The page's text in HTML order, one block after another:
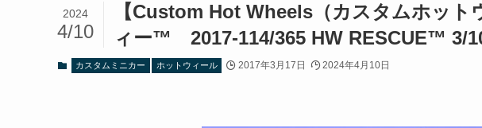
【Custom Hot Wheels（カスタムホット
ィー™ 2017‐114/365 HW RESCUE™ 3/
2024
4/10
カスタムミニカー ホットウィール 2017年3月17日 2024年4月10日